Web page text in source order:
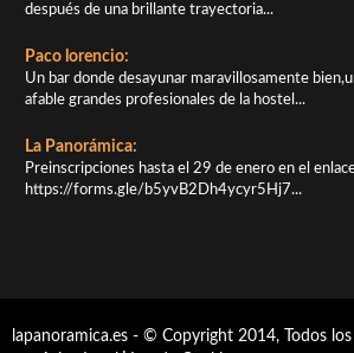
después de una brillante trayectoria...
Paco lorencio:
Un bar donde desayunar maravillosamente
afable grandes profesionales de la hostel...
La Panorámica:
Preinscripciones hasta el 29 de enero en el
https://forms.gle/b5yvB2Dh4ycyr5Hj7...
lapanoramica.es - © Copyright 2014, Todos